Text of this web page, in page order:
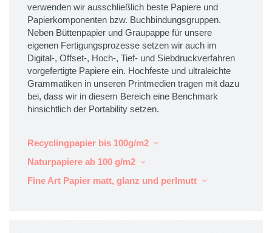
verwenden wir ausschließlich beste Papiere und
Papierkomponenten bzw. Buchbindungsgruppen.
Neben Büttenpapier und Graupappe für unsere
eigenen Fertigungsprozesse setzen wir auch im
Digital-, Offset-, Hoch-, Tief- und Siebdruckverfahren
vorgefertigte Papiere ein. Hochfeste und ultraleichte
Grammatiken in unseren Printmedien tragen mit dazu
bei, dass wir in diesem Bereich eine Benchmark
hinsichtlich der Portability setzen.
Recyclingpapier bis 100g/m2
Naturpapiere ab 100 g/m2
Fine Art Papier matt, glanz und perlmutt